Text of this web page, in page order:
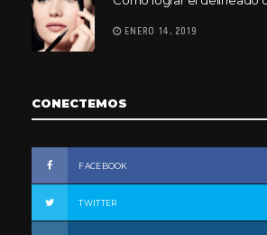
ENERO 14, 2019
CONECTEMOS
FACEBOOK
TWITTER